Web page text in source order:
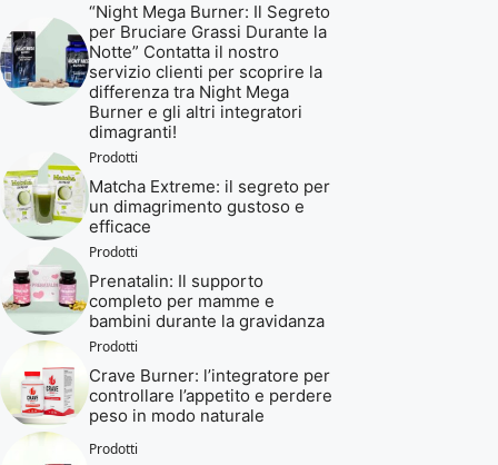
“Night Mega Burner: Il Segreto
per Bruciare Grassi Durante la
Notte” Contatta il nostro
servizio clienti per scoprire la
differenza tra Night Mega
Burner e gli altri integratori
dimagranti!
Prodotti
Matcha Extreme: il segreto per
un dimagrimento gustoso e
efficace
Prodotti
Prenatalin: Il supporto
completo per mamme e
bambini durante la gravidanza
Prodotti
Crave Burner: l’integratore per
controllare l’appetito e perdere
peso in modo naturale
Prodotti